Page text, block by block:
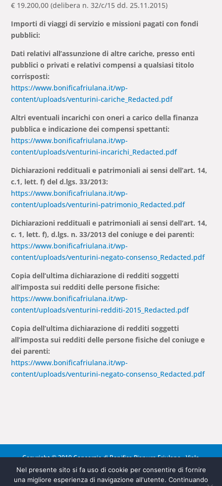
€ 19.200,00 (delibera n. 32/c/15 dd. 25.11.2015)
Importi di viaggi di servizio e missioni pagati con fondi
pubblici:
Dati relativi all’assunzione di altre cariche, presso enti
pubblici o privati e relativi compensi a qualsiasi titolo
corrisposti:
https://www.bonificafriulana.it/wp-
content/uploads/venturini-cariche_Redacted.pdf
Altri eventuali incarichi con oneri a carico della finanza
pubblica e indicazione dei compensi spettanti:
https://www.bonificafriulana.it/wp-
content/uploads/venturini-incarichi_Redacted.pdf
Dichiarazioni reddituali e patrimoniali ai sensi dell’art. 14,
c.1, lett. f) del d.lgs. 33/2013:
https://www.bonificafriulana.it/wp-
content/uploads/venturini-patrimonio_Redacted.pdf
Dichiarazioni reddituali e patrimoniali ai sensi dell’art. 14,
c. 1, lett. f), d.lgs. n. 33/2013 del coniuge e dei parenti:
https://www.bonificafriulana.it/wp-
content/uploads/venturini-negato-consenso_Redacted.pdf
Copia dell’ultima dichiarazione di redditi soggetti
all’imposta sui redditi delle persone fisiche:
https://www.bonificafriulana.it/wp-
content/uploads/venturini-redditi-2015_Redacted.pdf
Copia dell’ultima dichiarazione di redditi soggetti
all’imposta sui redditi delle persone fisiche del coniuge e
dei parenti:
https://www.bonificafriulana.it/wp-
content/uploads/venturini-negato-consenso_Redacted.pdf
Copyright © 2019 Consorzio di Bonifica Pianura Friulana - Viale
Europa Unita 141 - 33100 Udine (UD) - tel. 0432 275311 - fax.
0432 275381 -info@pec.bonificafriulana.it
Nel presente sito si fa uso di cookie per consentire di fornire
una migliore esperienza di navigazione all'utente. Continuando